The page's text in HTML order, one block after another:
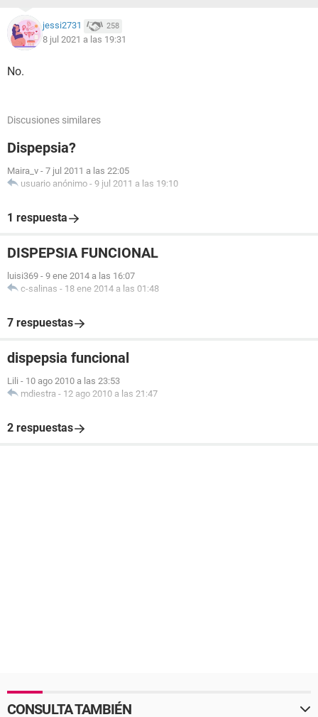
jessi2731 258
8 jul 2021 a las 19:31
No.
Discusiones similares
Dispepsia?
Maira_v - 7 jul 2011 a las 22:05
usuario anónimo - 9 jul 2011 a las 19:10
1 respuesta
DISPEPSIA FUNCIONAL
luisi369 - 9 ene 2014 a las 16:07
c-salinas - 18 ene 2014 a las 01:48
7 respuestas
dispepsia funcional
Lili - 10 ago 2010 a las 23:53
mdiestra - 12 ago 2010 a las 21:47
2 respuestas
CONSULTA TAMBIÉN